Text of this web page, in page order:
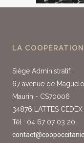
LA
Siège Administratif :
67 avenue de
Maurin - CS70006
34876 LATTES CEDEX
Tél : 04 67 07 03 20